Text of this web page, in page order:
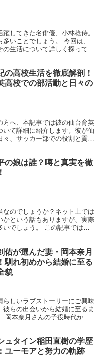
してきた名俳優、小林稔侍。
いことでしょう。 今回は、
生活について詳しく探ってみ
の高校生活を徹底解剖！
高校での部活動と日々の
へ、本記事では彼の仙台育英
て詳細に紹介します。彼が仙
々、サッカー部での役割と貢
の娘は誰？噂と真実を徹
のでしょうか？ネット上では
という話もありますが、実際
でしょう。 この記事では、
佑が選んだ妻・岡本奈月
馴れ初めから結婚に至る
貌
しいラブストーリーにご興味
らの出会いから結婚に至るま
本奈月さんの子役時代から
ュタイン稲田直樹の学歴
ユーモアと努力の軌跡